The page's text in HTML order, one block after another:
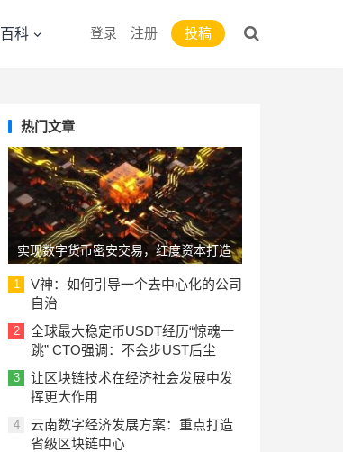
百科 登录 注册 投稿
热门文章
实现数字货币密安交易，红度资本打造
PAP去中心化电子本票系统
1
V神：如何引导一个去中心化的公司
自治
2
全球最大稳定币USDT经历“惊魂一
跳” CTO强调：不会步UST后尘
3
让区块链技术在经济社会发展中发
挥更大作用
4
云南数字经济发展方案：重点打造
省级区块链中心